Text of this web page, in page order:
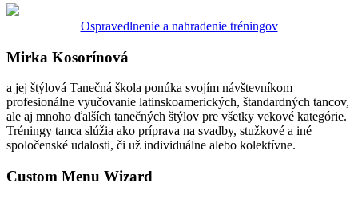
Ospravedlnenie a nahradenie tréningov
Mirka Kosorínová
a jej štýlová Tanečná škola ponúka svojím návštevníkom
profesionálne vyučovanie latinskoamerických, štandardných tancov,
ale aj mnoho ďalších tanečných štýlov pre všetky vekové kategórie.
Tréningy tanca slúžia ako príprava na svadby, stužkové a iné
spoločenské udalosti, či už individuálne alebo kolektívne.
Custom Menu Wizard